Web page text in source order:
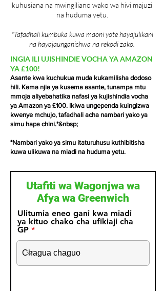
kuhusiana na mwingiliano wako wa hivi majuzi
na huduma yetu.
*Tafadhali kumbuka kuwa maoni yote hayajulikani
na hayajaunganishwa na rekodi zako.
INGIA ILI UJISHINDIE VOCHA YA AMAZON
YA £100!
Asante kwa kuchukua muda kukamilisha dodoso
hili. Kama njia ya kusema asante, tunampa mtu
mmoja aliyebahatika nafasi ya kujishindia vocha
ya Amazon ya £100. Ikiwa ungependa kuingizwa
kwenye mchujo, tafadhali acha nambari yako ya
simu hapa chini.*&nbsp;
*Nambari yako ya simu itaturuhusu kuthibitisha
kuwa ulikuwa na miadi na huduma yetu.
Utafiti wa Wagonjwa wa
Afya wa Greenwich
Ulitumia eneo gani kwa miadi
ya kituo chako cha ufikiaji cha
GP